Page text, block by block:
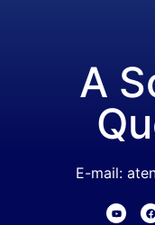
A
E-mail: